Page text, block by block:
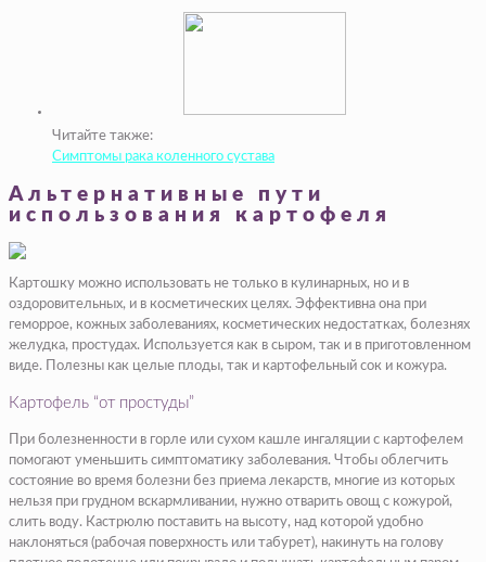
Читайте также:
Симптомы рака коленного сустава
Альтернативные пути
использования картофеля
Картошку можно использовать не только в кулинарных, но и в
оздоровительных, и в косметических целях. Эффективна она при
геморрое, кожных заболеваниях, косметических недостатках, болезнях
желудка, простудах. Используется как в сыром, так и в приготовленном
виде. Полезны как целые плоды, так и картофельный сок и кожура.
Картофель “от простуды”
При болезненности в горле или сухом кашле ингаляции с картофелем
помогают уменьшить симптоматику заболевания. Чтобы облегчить
состояние во время болезни без приема лекарств, многие из которых
нельзя при грудном вскармливании, нужно отварить овощ с кожурой,
слить воду. Кастрюлю поставить на высоту, над которой удобно
наклоняться (рабочая поверхность или табурет), накинуть на голову